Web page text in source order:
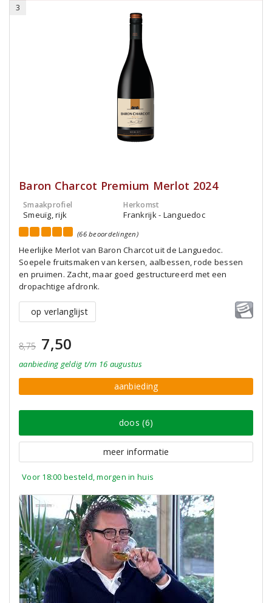
3
Baron Charcot Premium Merlot 2024
Smaakprofiel
Smeuïg, rijk
Herkomst
Frankrijk - Languedoc
(66 beoordelingen)
Heerlijke Merlot van Baron Charcot uit de Languedoc.
Soepele fruitsmaken van kersen, aalbessen, rode bessen
en pruimen. Zacht, maar goed gestructureerd met een
dropachtige afdronk.
op verlanglijst
8,75 7,50
aanbieding geldig t/m 16 augustus
aanbieding
doos (6)
meer informatie
Voor 18:00 besteld, morgen in huis